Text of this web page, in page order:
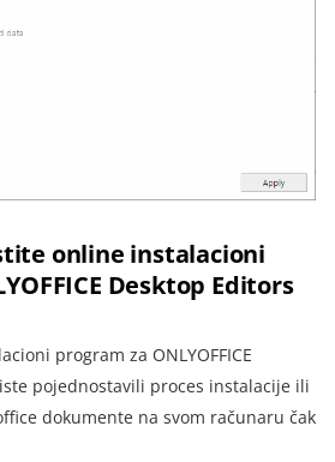
online instalacioni
Desktop Editors
program za ONLYOFFICE
pojednostavili proces instalacije ili
dokumente na svom računaru čak